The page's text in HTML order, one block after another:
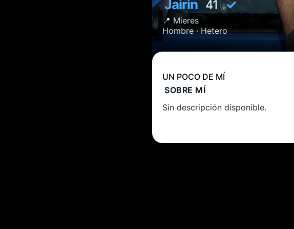
Jairin 41✓
📍 Mieres
Hombre ·Hetero
UN POCO DE MÍ
SOBRE MÍ
Sin descripción disponible.